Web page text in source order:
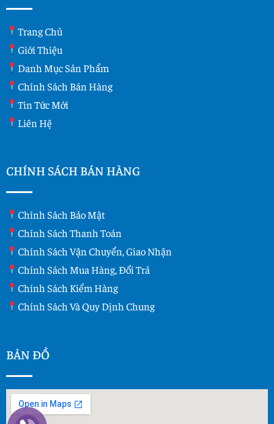
Trang Chủ
Giới Thiệu
Danh Mục Sản Phẩm
Chính Sách Bán Hàng
Tin Tức Mới
Liên Hệ
CHÍNH SÁCH BÁN HÀNG
Chính Sách Bảo Mật
Chính Sách Thanh Toán
Chính Sách Vận Chuyển, Giao Nhận
Chính Sách Mua Hàng, Đổi Trả
Chính Sách Kiểm Hàng
Chính Sách Và Quy Dịnh Chung
BẢN ĐỒ